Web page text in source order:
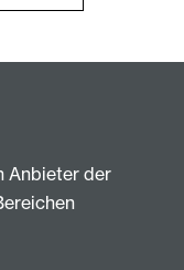
Anbieter der